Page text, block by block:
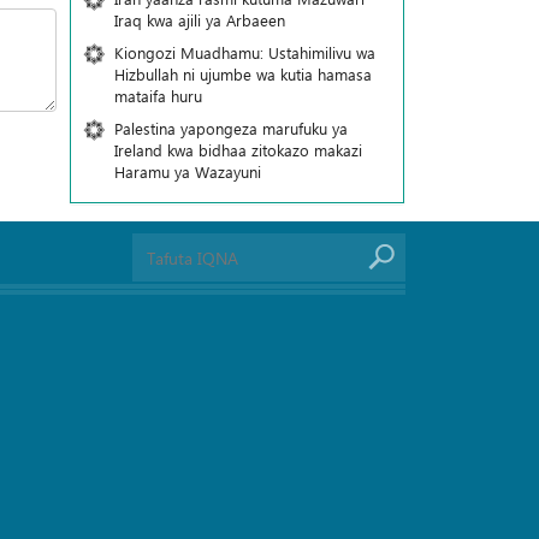
Iraq kwa ajili ya Arbaeen
Kiongozi Muadhamu: Ustahimilivu wa
Hizbullah ni ujumbe wa kutia hamasa
mataifa huru
Palestina yapongeza marufuku ya
Ireland kwa bidhaa zitokazo makazi
Haramu ya Wazayuni